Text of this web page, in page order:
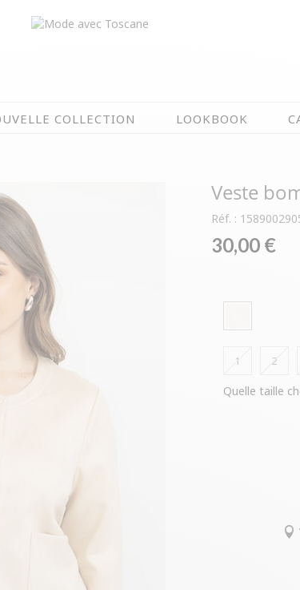
COLLECTION LOOKBOOK
ÉTÉ EN FLEURS
NOUVELLE COLLECTION
MEILLEURES VENTES
Veste
Réf. :
30,00 €
1 2
Quelle taille